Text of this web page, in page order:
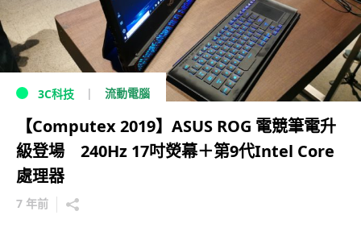
3C科技 流動電腦
【Computex 2019】ASUS ROG 電競筆電升
級登場 240Hz 17吋熒幕＋第9代Intel Core
處理器
7 年前